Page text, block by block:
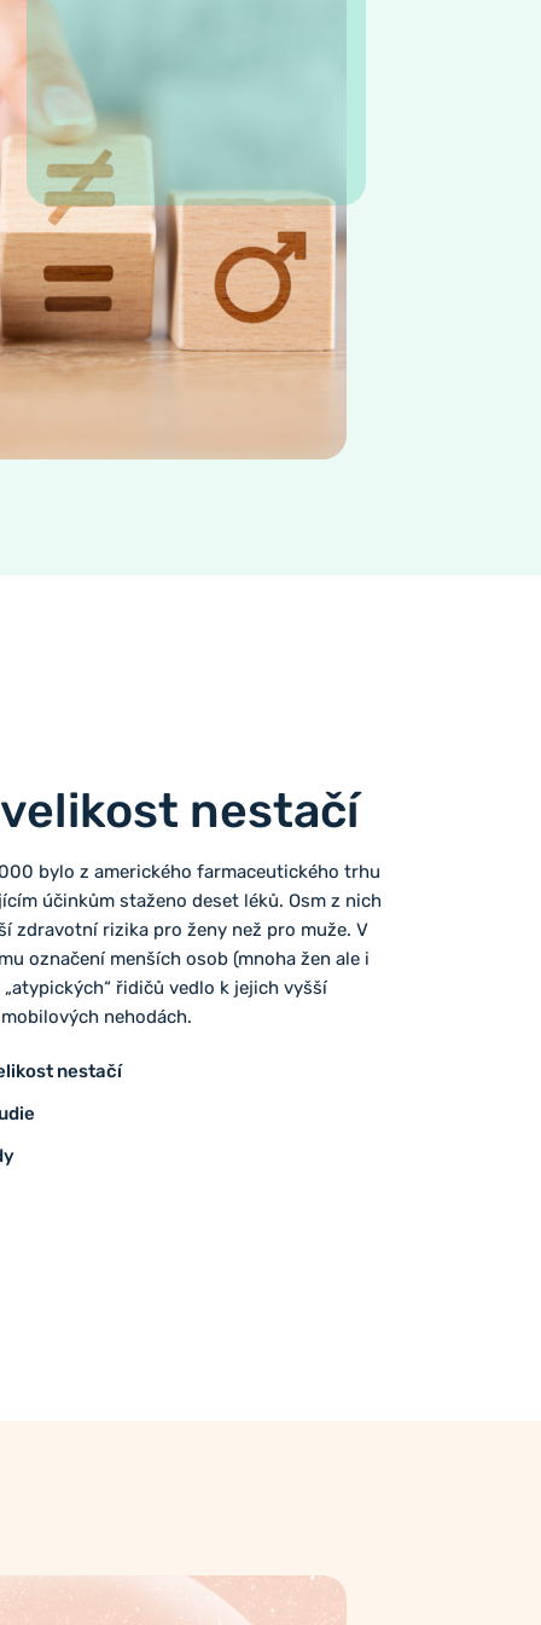
nestačí
bylo z amerického farmaceutického trhu
účinkům staženo deset léků. Osm z nich
zdravotní rizika pro ženy než pro muže. V
označení menších osob (mnoha žen ale i
řidičů vedlo k jejich vyšší
nehodách.
nestačí